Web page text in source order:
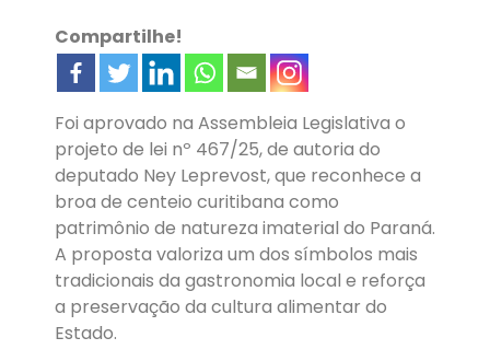
Compartilhe!
Foi aprovado na Assembleia Legislativa o
projeto de lei nº 467/25, de autoria do
deputado Ney Leprevost, que reconhece a
broa de centeio curitibana como
patrimônio de natureza imaterial do Paraná.
A proposta valoriza um dos símbolos mais
tradicionais da gastronomia local e reforça
a preservação da cultura alimentar do
Estado.